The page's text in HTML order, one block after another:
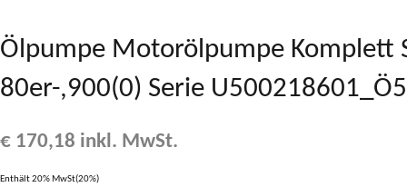
Ölpumpe Motorölpumpe Komplett
80er-,900(0) Serie
€ 170,18 inkl. MwSt.
Enthält 20% MwSt(20%)